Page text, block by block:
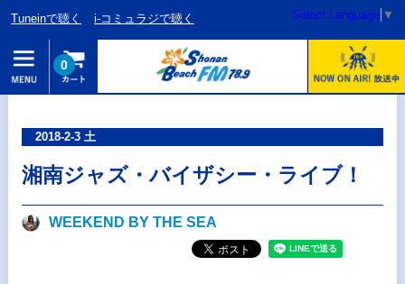
Tuneinで聴く i-コミュラジで聴く Select Language ▼
0
2018-2-3 土
湘南ジャズ・バイザシー・ライブ！
WEEKEND BY THE SEA